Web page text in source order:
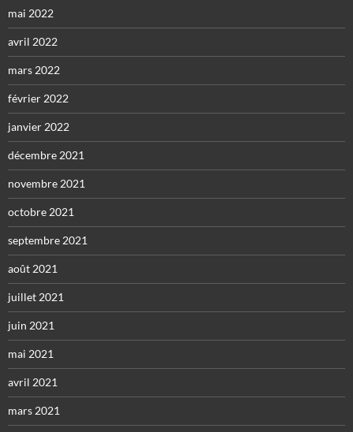
mai 2022
avril 2022
mars 2022
février 2022
janvier 2022
décembre 2021
novembre 2021
octobre 2021
septembre 2021
août 2021
juillet 2021
juin 2021
mai 2021
avril 2021
mars 2021